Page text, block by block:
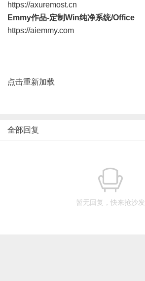
https://axuremost.cn
Emmy作品-定制Win纯净系统/Office
https://aiemmy.com
点击重新加载
全部回复
暂无回复，快来抢沙发